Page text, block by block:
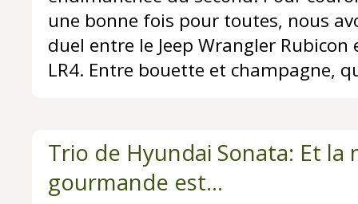
une bonne fois pour toutes, nous
duel entre le Jeep Wrangler Rubicon
LR4. Entre bouette et champagne,
Trio de Hyundai Sonata: Et la
gourmande est...